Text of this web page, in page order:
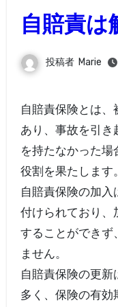
自賠責は
投稿者 Marie
自賠責保険とは、被害者を救済するための保険で
あり、事故を引き
を持たなかった場
役割を果たします。
自賠責保険の加
付けられており、
することができず
ません。
自賠責保険の更
多く、保険の有効